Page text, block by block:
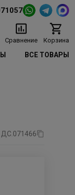
Сравнение Корзина
ВСЕ ТОВАРЫ
ДС.071466